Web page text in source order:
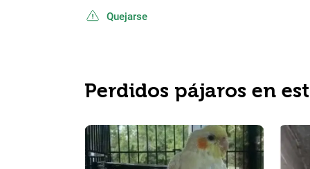
Quejarse
Perdidos pájaros en